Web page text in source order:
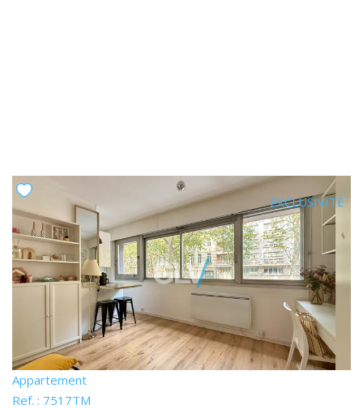
EXCLUSIVITÉ
Appartement
Ref. : 7517TM